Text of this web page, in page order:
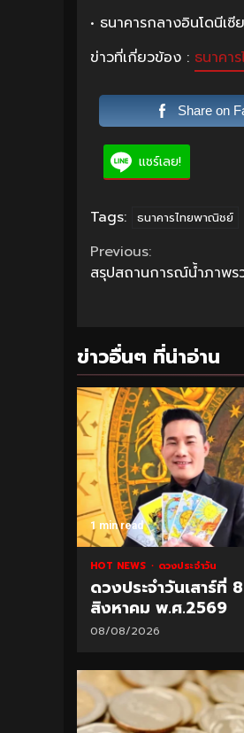
• ธนาคารกลางอินโดนีเ
ข่าวที่เกี่ยวข้อง : ธนาคา
Share on
แชร์เลย!
Tags: ธนาคารไทยพาณิชย์
Continue
Reading
Previous:
สรุปสถานการณ์น้ำภาพร
ข่าวอื่นๆ ที่น่าอ่าน
1 min read
HOT NEWS ดวงประจำวัน
ดวงประจำวันเสาร์ที่ 8
สิงหาคม พ.ศ.2569
08/08/2026